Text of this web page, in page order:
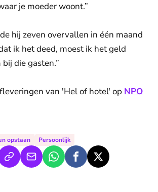
je moeder woont.”
hij zeven overvallen in één maand
ik het deed, moest ik het geld
die gasten.”
van 'Hel of hotel' op NPO
opstaan Persoonlijk